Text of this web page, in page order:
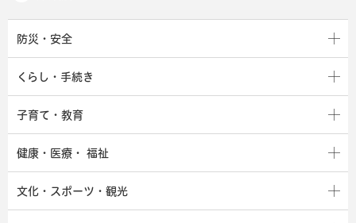
防災・安全
くらし・手続き
子育て・教育
健康・医療・ 福祉
文化・スポーツ・観光